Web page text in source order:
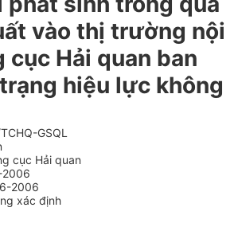
vào thị trường nội
cục Hải quan ban
hiệu lực không
GSQL
cục Hải quan
2006
xác định